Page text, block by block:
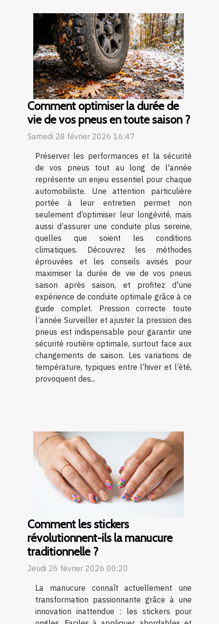
Comment optimiser la durée de
vie de vos pneus en toute saison ?
Samedi 28 février 2026 16:47
Préserver les performances et la sécurité
de vos pneus tout au long de l'année
représente un enjeu essentiel pour chaque
automobiliste. Une attention particulière
portée à leur entretien permet non
seulement d’optimiser leur longévité, mais
aussi d’assurer une conduite plus sereine,
quelles que soient les conditions
climatiques. Découvrez les méthodes
éprouvées et les conseils avisés pour
maximiser la durée de vie de vos pneus
saison après saison, et profitez d'une
expérience de conduite optimale grâce à ce
guide complet. Pression correcte toute
l’année Surveiller et ajuster la pression des
pneus est indispensable pour garantir une
sécurité routière optimale, surtout face aux
changements de saison. Les variations de
température, typiques entre l’hiver et l’été,
provoquent des...
Comment les stickers
révolutionnent-ils la manucure
traditionnelle ?
Jeudi 26 février 2026 00:20
La manucure connaît actuellement une
transformation passionnante grâce à une
innovation inattendue : les stickers pour